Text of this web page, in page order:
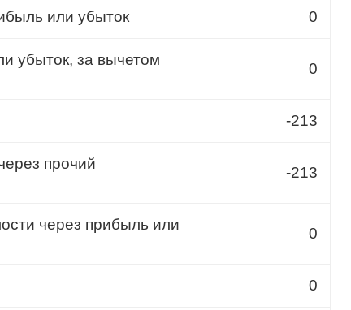
или убыток 0
убыток, за вычетом
0
-213
прочий
-213
через прибыль или
0
0